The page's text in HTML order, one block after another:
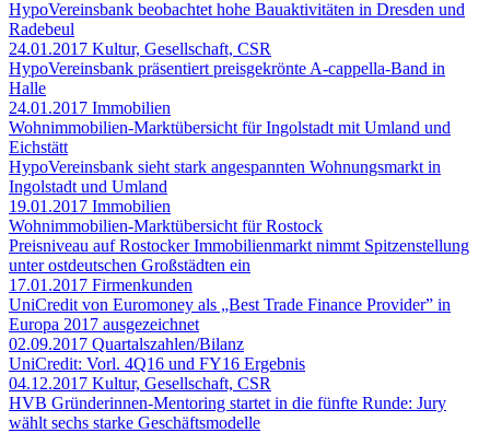
HypoVereinsbank beobachtet hohe Bauaktivitäten in Dresden und
Radebeul
24.01.2017 Kultur, Gesellschaft, CSR
HypoVereinsbank präsentiert preisgekrönte A-cappella-Band in
Halle
24.01.2017 Immobilien
Wohnimmobilien-Marktübersicht für Ingolstadt mit Umland und
Eichstätt
HypoVereinsbank sieht stark angespannten Wohnungsmarkt in
Ingolstadt und Umland
19.01.2017 Immobilien
Wohnimmobilien-Marktübersicht für Rostock
Preisniveau auf Rostocker Immobilienmarkt nimmt Spitzenstellung
unter ostdeutschen Großstädten ein
17.01.2017 Firmenkunden
UniCredit von Euromoney als „Best Trade Finance Provider” in
Europa 2017 ausgezeichnet
02.09.2017 Quartalszahlen/Bilanz
UniCredit: Vorl. 4Q16 und FY16 Ergebnis
04.12.2017 Kultur, Gesellschaft, CSR
HVB Gründerinnen-Mentoring startet in die fünfte Runde: Jury
wählt sechs starke Geschäftsmodelle